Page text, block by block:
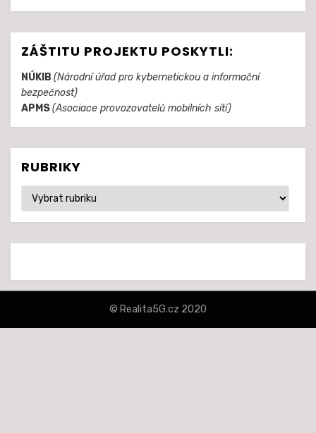
ZÁŠTITU PROJEKTU POSKYTLI:
NÚKIB (Národní úřad pro kybernetickou a informační
bezpečnost)
APMS(Asociace provozovatelů mobilních sítí)
RUBRIKY
Rubriky
© Realita5G.cz 2020
šablona Amphibious odTemplatePocket ⋅Běží na platforměWordPress